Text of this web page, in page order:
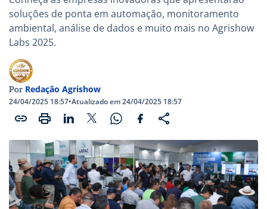
soluções de ponta em automação, monitoramento
ambiental, análise de dados e muito mais no Agrishow
Labs 2025.
Por Redação Agrishow
24/04/2025 18:57•Atualizado em 24/04/2025 18:57